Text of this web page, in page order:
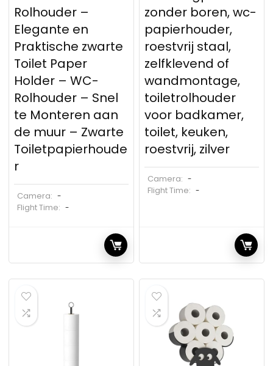
Rolhouder –
Elegante en
Praktische zwarte
Toilet Paper
Holder – WC-
Rolhouder – Snel
te Monteren aan
de muur – Zwarte
Toiletpapierhoude
r
Camera: -
Flight Time: -
zonder boren, wc-
papierhouder,
roestvrij staal,
zelfklevend of
wandmontage,
toiletrolhouder
voor badkamer,
toilet, keuken,
roestvrij, zilver
Camera: -
Flight Time: -